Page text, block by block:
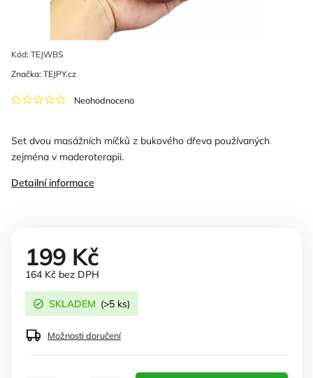
Kód: TEJWBS
Neohodnoceno
Set dvou masážních míčků z bukového dřeva používaných
zejména v maderoterapii.
Detailní informace
Značka: TEJPY.cz
199 Kč
164 Kč bez DPH
SKLADEM (>5 ks)
Možnosti doručení